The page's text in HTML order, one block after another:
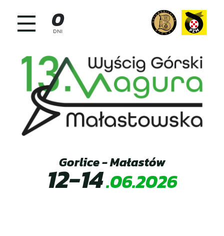
content
0
DNI
Gorlice - Małastów
12-14.06.2026